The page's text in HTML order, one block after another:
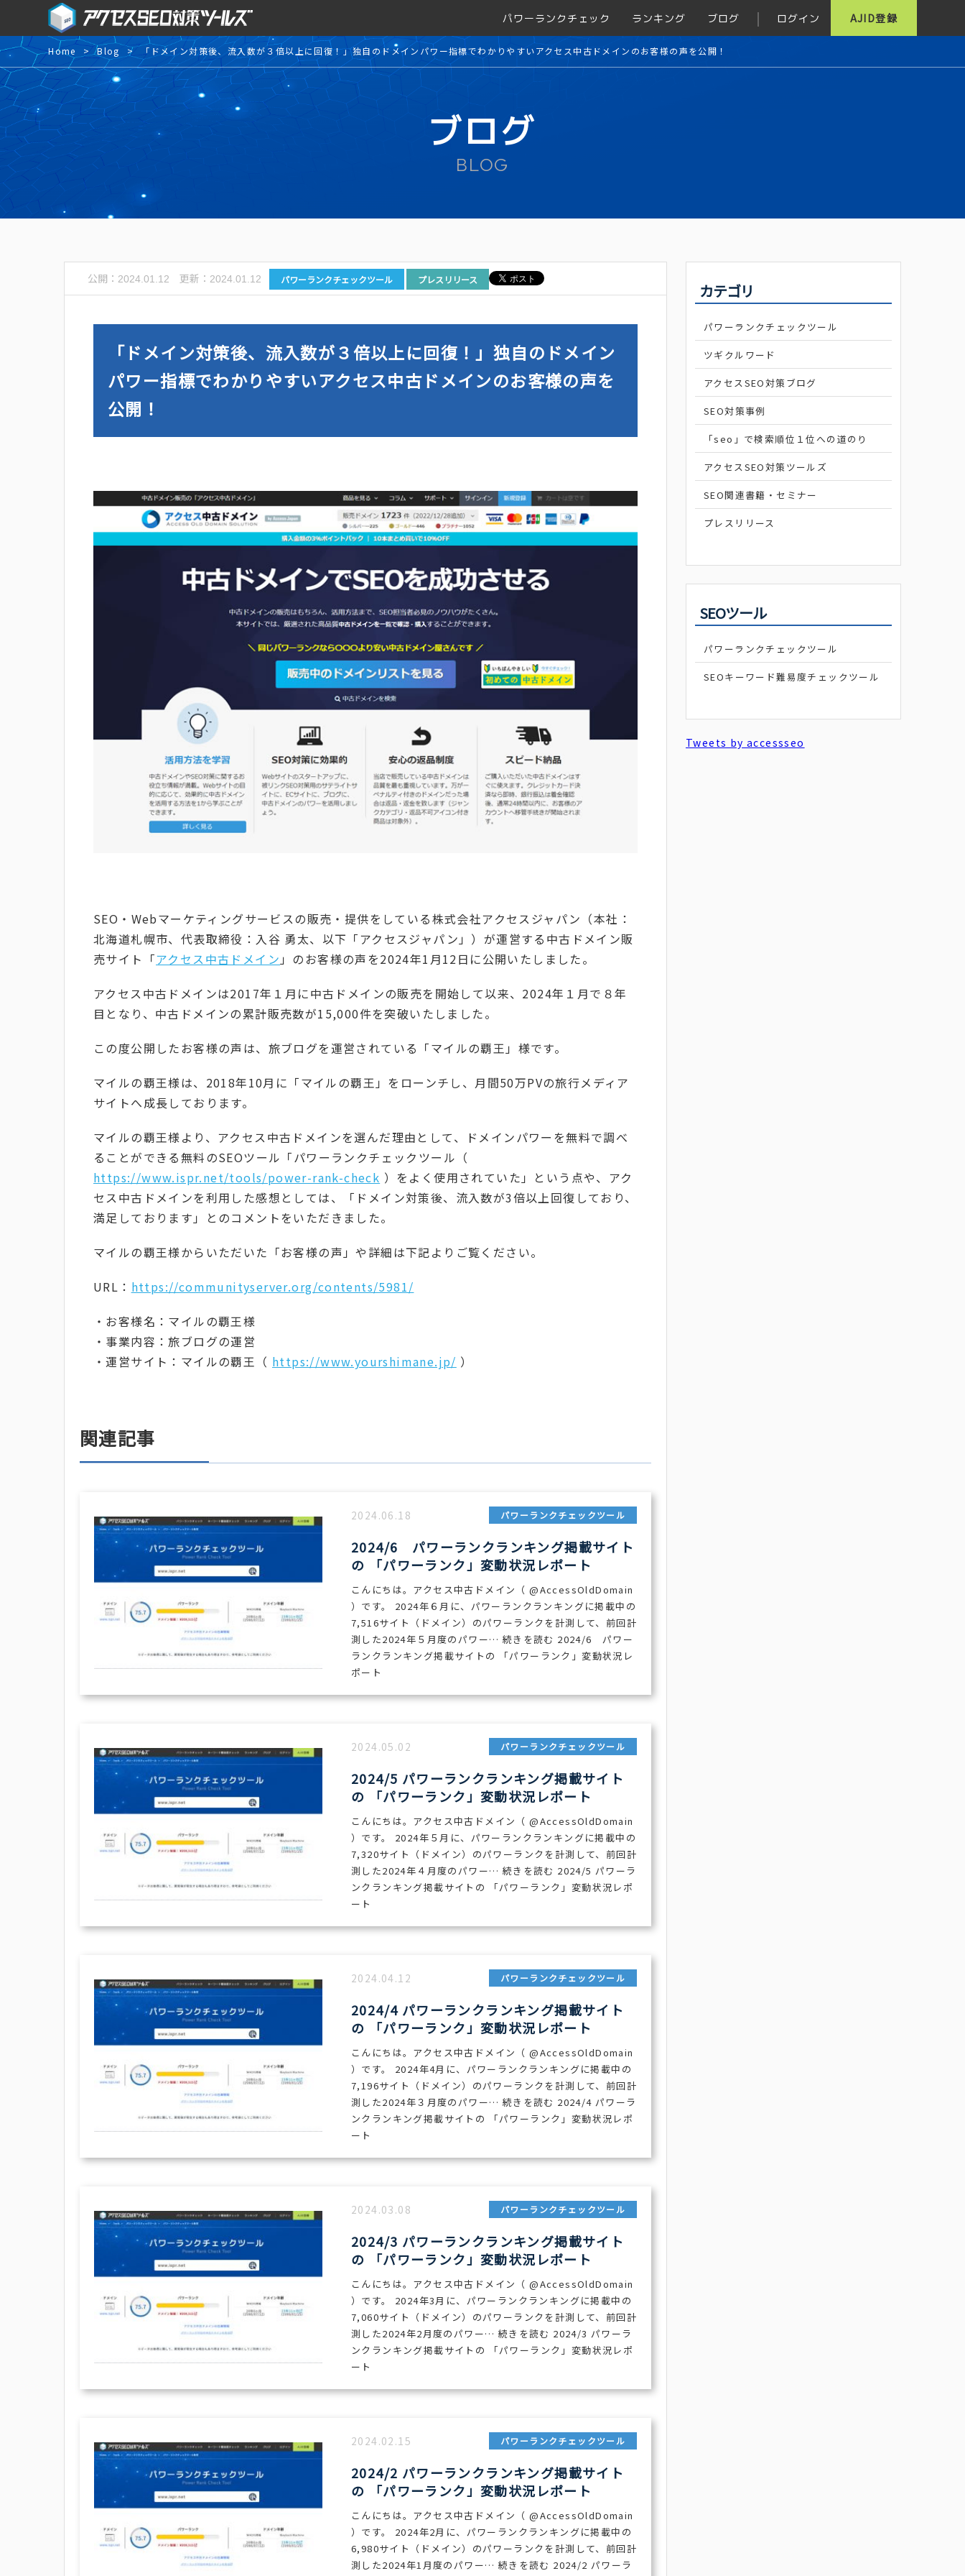
パワーランクチェック ランキング ブログ ログイン AJID登録
Home Blog 「ドメイン対策後、流入数が３倍以上に回復！」独自のドメインパワー指標でわかりやすいアクセス中古ドメインのお客様の声を公開！
ブログ
BLOG
公開： 2024.01.12 更新： 2024.01.12 パワーランクチェックツール プレスリリース
「ドメイン対策後、流入数が３倍以上に回復！」独自のドメイン
パワー指標でわかりやすいアクセス中古ドメインのお客様の声を
公開！
SEO・Webマーケティングサービスの販売・提供をしている株式会社アクセスジャパン（本社：
北海道札幌市、代表取締役：入谷 勇太、以下「アクセスジャパン」）が運営する中古ドメイン販
売サイト「アクセス中古ドメイン 」のお客様の声を2024年1月12日に公開いたしました。
アクセス中古ドメインは2017年１月に中古ドメインの販売を開始して以来、2024年１月で８年
目となり、中古ドメインの累計販売数が15,000件を突破いたしました。
この度公開したお客様の声は、旅ブログを運営されている「マイルの覇王」様です。
マイルの覇王様は、2018年10月に「マイルの覇王」をローンチし、月間50万PVの旅行メディア
サイトへ成長しております。
マイルの覇王様より、アクセス中古ドメインを選んだ理由として、ドメインパワーを無料で調べ
ることができる無料のSEOツール「パワーランクチェックツール（
https://www.ispr.net/tools/power-rank-check ）をよく使用されていた」という点や、アク
セス中古ドメインを利用した感想としては、「ドメイン対策後、流入数が3倍以上回復しており、
満足しております」とのコメントをいただきました。
マイルの覇王様からいただいた「お客様の声」や詳細は下記よりご覧ください。
URL： https://communityserver.org/contents/5981/
・お客様名：マイルの覇王様
・事業内容：旅ブログの運営
・運営サイト：マイルの覇王（ https://www.yourshimane.jp/ ）
関連記事
2024.06.18 パワーランクチェックツール
2024/6 パワーランクランキング掲載サイト
の 「パワーランク」変動状況レポート
こんにちは。アクセス中古ドメイン（ @AccessOldDomain
）です。 2024年６月に、パワーランクランキングに掲載中の
7,516サイト（ドメイン）のパワーランクを計測して、前回計
測した2024年５月度のパワー… 続きを読む 2024/6 パワー
ランクランキング掲載サイトの 「パワーランク」変動状況レ
ポート
2024.05.02 パワーランクチェックツール
2024/5 パワーランクランキング掲載サイト
の 「パワーランク」変動状況レポート
こんにちは。アクセス中古ドメイン（ @AccessOldDomain
）です。 2024年５月に、パワーランクランキングに掲載中の
7,320サイト（ドメイン）のパワーランクを計測して、前回計
測した2024年４月度のパワー… 続きを読む 2024/5 パワーラ
ンクランキング掲載サイトの 「パワーランク」変動状況レポ
ート
2024.04.12 パワーランクチェックツール
2024/4 パワーランクランキング掲載サイト
の 「パワーランク」変動状況レポート
こんにちは。アクセス中古ドメイン（ @AccessOldDomain
）です。 2024年4月に、パワーランクランキングに掲載中の
7,196サイト（ドメイン）のパワーランクを計測して、前回計
測した2024年３月度のパワー… 続きを読む 2024/4 パワーラ
ンクランキング掲載サイトの 「パワーランク」変動状況レポ
ート
2024.03.08 パワーランクチェックツール
2024/3 パワーランクランキング掲載サイト
の 「パワーランク」変動状況レポート
こんにちは。アクセス中古ドメイン（ @AccessOldDomain
）です。 2024年3月に、パワーランクランキングに掲載中の
7,060サイト（ドメイン）のパワーランクを計測して、前回計
測した2024年2月度のパワー… 続きを読む 2024/3 パワーラ
ンクランキング掲載サイトの 「パワーランク」変動状況レポ
ート
2024.02.15 パワーランクチェックツール
2024/2 パワーランクランキング掲載サイト
の 「パワーランク」変動状況レポート
こんにちは。アクセス中古ドメイン（ @AccessOldDomain
）です。 2024年2月に、パワーランクランキングに掲載中の
6,980サイト（ドメイン）のパワーランクを計測して、前回計
測した2024年1月度のパワー… 続きを読む 2024/2 パワーラ
カテゴリ
パワーランクチェックツール
ツギクルワード
アクセスSEO対策ブログ
SEO対策事例
「seo」で検索順位１位への道のり
アクセスSEO対策ツールズ
SEO関連書籍・セミナー
プレスリリース
SEOツール
パワーランクチェックツール
SEOキーワード難易度チェックツール
Tweets by accessseo